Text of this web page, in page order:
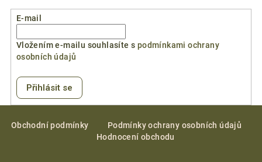
E-mail
Vložením e-mailu souhlasíte s podmínkami ochrany
osobních údajů
Přihlásit se
Obchodní podmínky
Podmínky ochrany osobních údajů
Hodnocení obchodu